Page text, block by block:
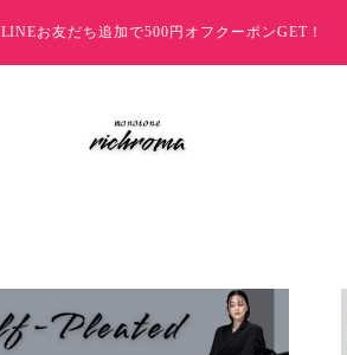
LINEお友だち追加で500円オフクーポンGET！